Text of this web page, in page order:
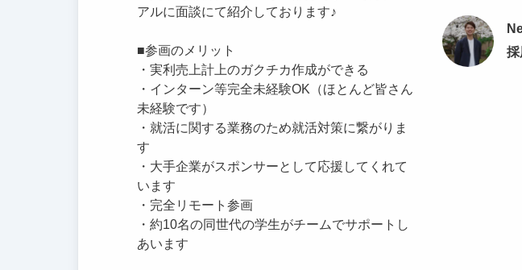
採
アルに面談にて紹介しております♪
■参画のメリット
・実利売上計上のガクチカ作成ができる
・インターン等完全未経験OK（ほとんど皆さん
未経験です）
・就活に関する業務のため就活対策に繋がりま
す
・大手企業がスポンサーとして応援してくれて
います
・完全リモート参画
・約10名の同世代の学生がチームでサポートし
あいます